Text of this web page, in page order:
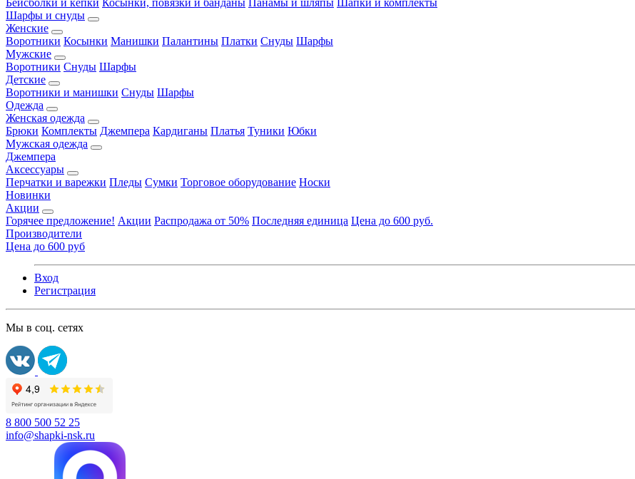
Бейсболки и кепки Косынки, повязки и банданы Панамы и шляпы Шапки и комплекты
Шарфы и снуды
Женские
Воротники Косынки Манишки Палантины Платки Снуды Шарфы
Мужские
Воротники Снуды Шарфы
Детские
Воротники и манишки Снуды Шарфы
Одежда
Женская одежда
Брюки Комплекты Джемпера Кардиганы Платья Туники Юбки
Мужская одежда
Джемпера
Аксессуары
Перчатки и варежки Пледы Сумки Торговое оборудование Носки
Новинки
Акции
Горячее предложение! Акции Распродажа от 50% Последняя единица Цена до 600 руб.
Производители
Цена до 600 руб
Вход
Регистрация
Мы в соц. сетях
8 800 500 52 25
info@shapki-nsk.ru